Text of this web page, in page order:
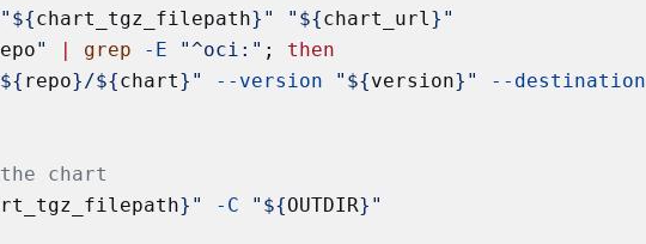
"${chart_tgz_filepath}" "${chart_url}"
" | grep -E "^oci:" ; then
repo}/${chart}" --version "${version}" --destination
chart
}" -C "${OUTDIR}"